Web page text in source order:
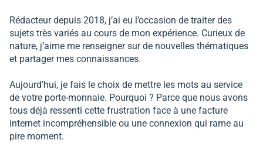
Rédacteur depuis 2018, j’ai eu l’occasion de traiter des
sujets très variés au cours de mon expérience. Curieux de
nature, j’aime me renseigner sur de nouvelles thématiques
et partager mes connaissances.
Aujourd’hui, je fais le choix de mettre les mots au service
de votre porte-monnaie. Pourquoi ? Parce que nous avons
tous déjà ressenti cette frustration face à une facture
internet incompréhensible ou une connexion qui rame au
pire moment.